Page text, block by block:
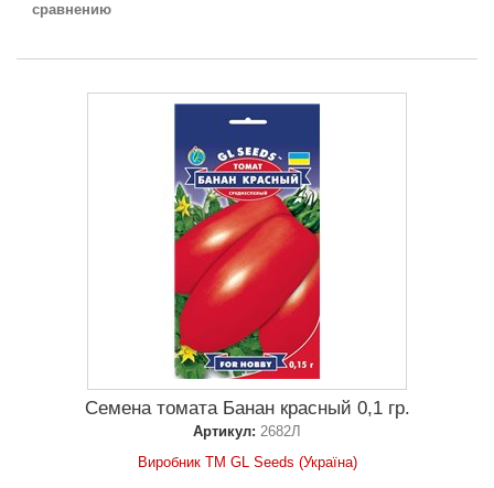
сравнению
Семена томата Банан красный 0,1 гр.
Артикул: 2682Л
Виробник ТМ GL Seeds (Україна)